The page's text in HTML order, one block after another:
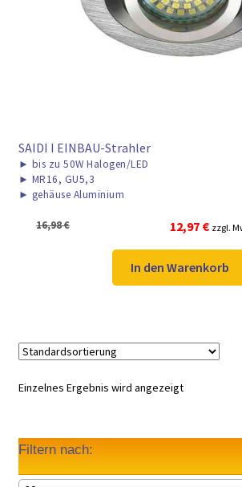
► ZAHLARTEN
► VERSANDARTEN
SAIDI I EINBAU-Strahler
► bis zu 50W Halogen/LED
► MR16, GU5,3
► gehäuse Aluminium
16,98€
Preis
war:
16,98 €
12,97 €
Preis
ist:
12,97
zzgl.
In den Warenkorb
Einzelnes Ergebnis wird angezeigt
Filtern nach: